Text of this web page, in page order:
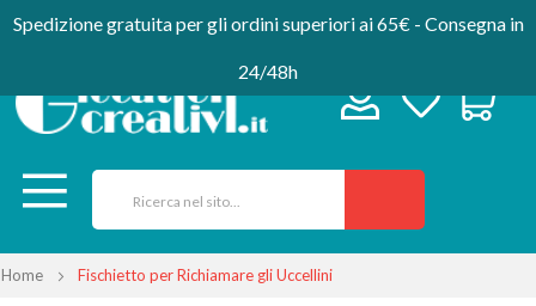
Spedizione gratuita per gli ordini superiori ai 65€ - Consegna in
24/48h
Home Fischietto per Richiamare gli Uccellini